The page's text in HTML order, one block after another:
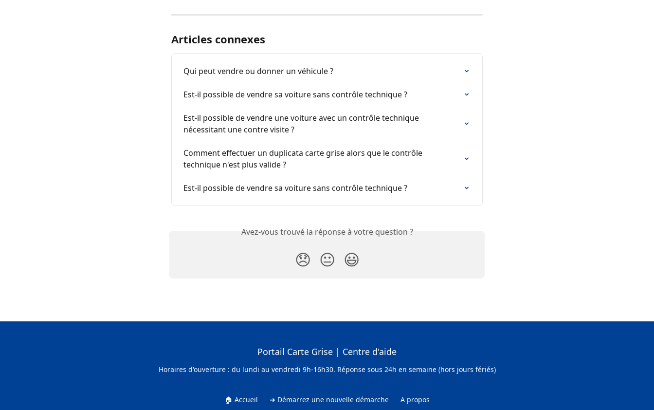
Articles connexes
Qui peut vendre ou donner un véhicule ?
Est-il possible de vendre sa voiture sans contrôle technique ?
Est-il possible de vendre une voiture avec un contrôle technique
nécessitant une contre visite ?
Comment effectuer un duplicata carte grise alors que le contrôle
technique n'est plus valide ?
Est-il possible de vendre sa voiture sans contrôle technique ?
Avez-vous trouvé la réponse à votre question ?
😞 😐 😃
Portail Carte Grise | Centre d'aide
Horaires d'ouverture : du lundi au vendredi 9h-16h30. Réponse sous 24h en semaine (hors jours fériés)
🏠 Accueil ➜ Démarrez une nouvelle démarche A propos